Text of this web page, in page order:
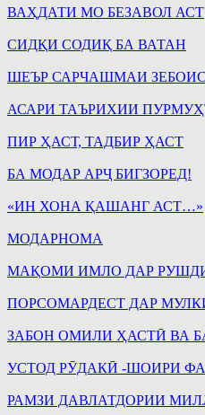
ВАҲДАТИ МО БЕЗАВОЛ АСТ
СИДҚИ СОДИҚ БА ВАТАН
ШЕЪР САРЧАШМАИ
АСАРИ ТАЪРИХИИ
ПИР ҲАСТ, ТАДБИР ҲАСТ
БА МОДАР АРҶ БИГЗОРЕД!
«ИН ХОНА ҚАШАНГ АСТ…»
МОДАРНОМА
МАҚОМИ ИМЛО ДАР
ПОРСОМАРДЕСТ ДАР
ЗАБОН ОМИЛИ ҲАСТӢ ВА
УСТОД РӮДАКӢ -ШОИРИ
РАМЗИ ДАВЛАТДОРИИ